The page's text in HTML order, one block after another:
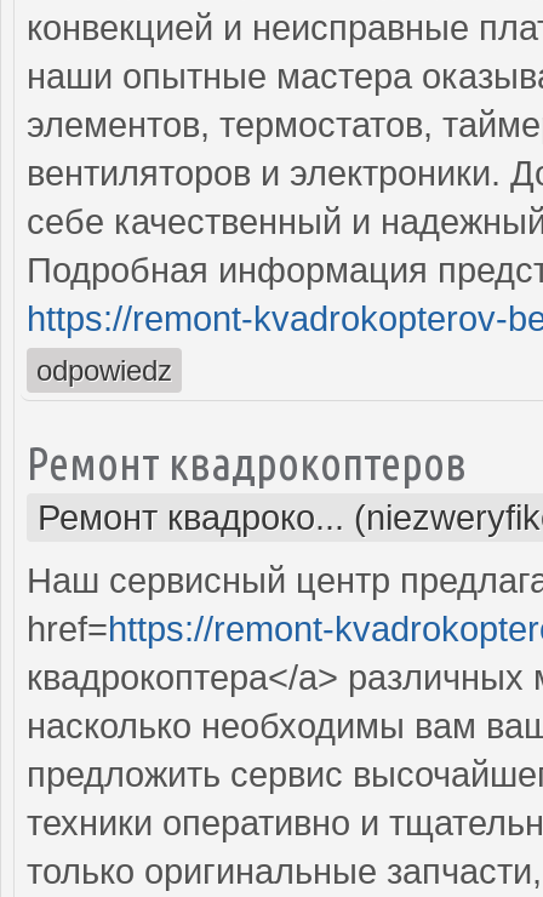
конвекцией и неисправные
наши опытные мастера
элементов, термостатов,
вентиляторов и электроники.
себе качественный и
Подробная информация
https://remont-kvadrokopterov-
odpowiedz
Ремонт квадрокоптеров
Ремонт квадроко...
Наш сервисный центр
href=https://remont-
квадрокоптера</a>
насколько необходимы вам
предложить сервис
техники оперативно и
только оригинальные